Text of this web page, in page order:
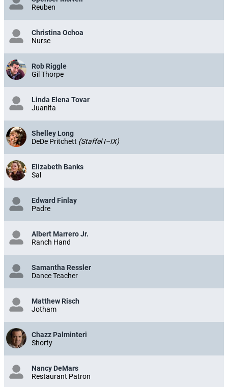
Reuben
Christina Ochoa
Nurse
Rob Riggle
Gil Thorpe
Linda Elena Tovar
Juanita
Shelley Long
DeDe Pritchett (Staffel I–IX)
Elizabeth Banks
Sal
Edward Finlay
Padre
Albert Marrero Jr.
Ranch Hand
Samantha Ressler
Dance Teacher
Matthew Risch
Jotham
Chazz Palminteri
Shorty
Nancy DeMars
Restaurant Patron